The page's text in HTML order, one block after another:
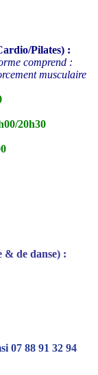
Pilates) :
comprend :
musculaire
20h30
& de danse) :
07 88 91 32 94